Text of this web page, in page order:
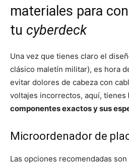
materiales para
tu cyberdeck
Una vez que tienes claro el
clásico maletín militar), es hora
evitar dolores de cabeza con
voltajes incorrectos, aquí, tienes
componentes exactos y sus
Microordenador de
Las opciones recomendadas son